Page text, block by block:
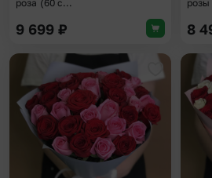
роза (60 с...
9 699 ₽ 8
Добавить